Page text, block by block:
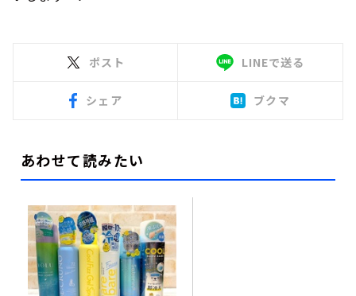
ポスト LINEで送る
シェア ブクマ
あわせて読みたい